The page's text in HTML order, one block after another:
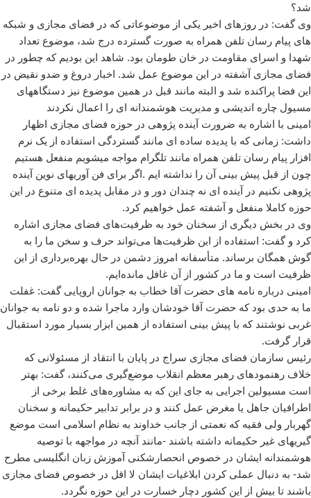
شد؟
وی گفت: در روزهای اخیر یکی از موضوعاتی که در فضای مجازی و شبکه
های پیام رسان تلفن همراه به صورت گسترده درج شد، موضوع تعداد
شهدا و اسرای مقاومت در خان طومان بود. شاهد این بودیم که چطور در
فضای مجازی آشفته در این موضوع عمل شد. اخبار دروغ و ضدو نقیض در
این فضا پراکنده شد و البته مانند قبل در همین موضوع نیز دستگاههای
مسیول چاره اندیشی و مدیریت هوشمندانه ای را اعمال نکردند
امینی با اشاره به ضرورت آینده پژوهی در حوزه فضای مجازی اظهار
داشت: زمانی که با پدیده‌ ساده ای مانند گستردگی استفاده از یک نرم
افزار پیام رسان تلفن همراه مانند تلگرام مواجه میشویم منفعل هستیم
چون از قبل پیش بینی آن را نداشته ایم .اگر برای فن آوریهای نوین آینده
پژوهی نکنیم در آینده ای نه چندان دور و در مقابل پدیده ای متنوع در این
حوزه کاملا منفعل و آشفته عمل خواهیم کرد.
وی در بخش دیگری از سخنان خود به ظرفیت‌های فضای مجازی اشاره
کرد و گفت: استفاده از این ظرفیت‌ها می‌تواند حرف و سخن ما را به
گوش همگان برساند. متأسفانه امروز دشمن در حال بهره‌برداری از این
ظرفیت است و ما در کشور از آن غافل مانده‌ایم.
امینی درباره نامه های حضرت آقا خطاب به جوانان اروپایی گفت: غفلت
ما به حدی بود که حضرت آقا خودشان وارد ماجرا شده و دو نامه به جوانان
غربی نوشتند که با پیش بینی استفاده از همین ابزار بسیار مورد استقبال
قرار گرفت.
رئیس سازمان فضای مجازی سراج در پایان با انتقاد از مسئولانی که
خلاف رهنمودهای رهبر معظم انقلاب موضع‌گیری می‌کنند، گفت: بهتر
است مسیولین اجرایی به جای این که به مشاوره‌های غلط برخی از
اطرافیان جاهل یا مغرض عمل کنند و در برابر تدابیر حکیمانه و سخنان
گهربار ولی فقیه که نعمتی از جانب خداوند به نظام اسلامی است موضع
گیریهای غیر حکیمانه داشته باشند -مانند آنچه در مواجهه با توصیه
هوشمندانه ایشان در خصوص انحصارشکنی آموزش زبان انگلیسی مطرح
شد- به دنبال عملی کردن ابلاغیات ایشان لا اقل در خصوص فضای مجازی
باشند تا بیش از این کشور دچار خسارت در این حوزه نگردد.